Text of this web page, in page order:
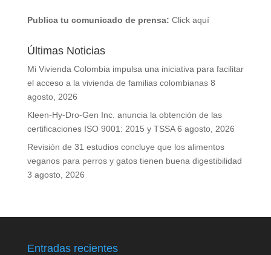
Publica tu comunicado de prensa: Click aquí
Últimas Noticias
Mi Vivienda Colombia impulsa una iniciativa para facilitar
el acceso a la vivienda de familias colombianas 8
agosto, 2026
Kleen-Hy-Dro-Gen Inc. anuncia la obtención de las
certificaciones ISO 9001: 2015 y TSSA 6 agosto, 2026
Revisión de 31 estudios concluye que los alimentos
veganos para perros y gatos tienen buena digestibilidad
3 agosto, 2026
Entradas recientes